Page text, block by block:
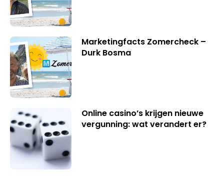
Marketingfacts Zomercheck –
Durk Bosma
Online casino’s krijgen nieuwe
vergunning: wat verandert er?